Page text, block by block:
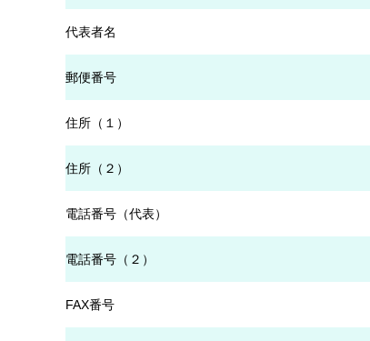
代表者名
郵便番号
住所（１）
住所（２）
電話番号（代表）
電話番号（２）
FAX番号